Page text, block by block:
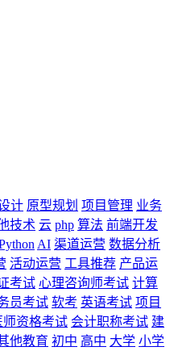
计 原型规划 项目管理 业务
技术 云 php 算法 前端开发
AI 渠道运营 数据分析
活动运营 工具推荐 产品运
考试 心理咨询师考试 计算
员考试 软考 英语考试 项目
师资格考试 会计职称考试 建
他教育 初中 高中 大学 小学